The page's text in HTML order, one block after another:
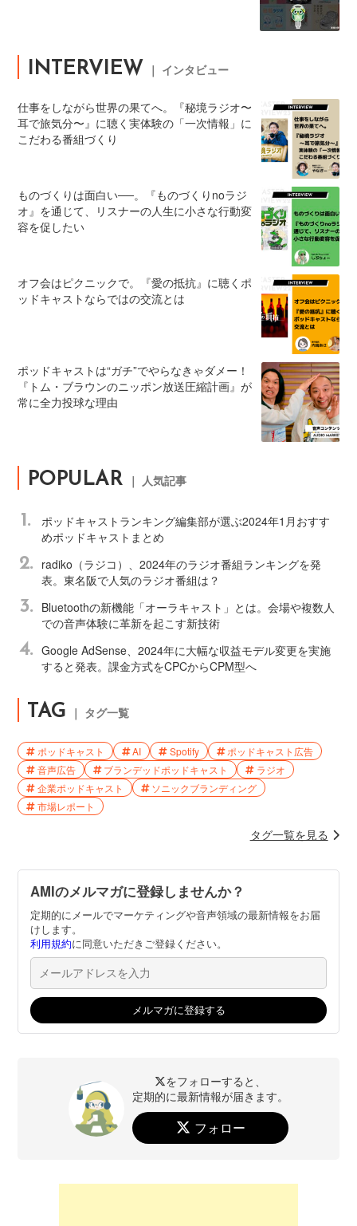
INTERVIEW ｜ インタビュー
仕事をしながら世界の果てへ。『秘境ラジオ〜
耳で旅気分〜』に聴く実体験の「一次情報」に
こだわる番組づくり
ものづくりは面白い──。『ものづくりnoラジ
オ』を通じて、リスナーの人生に小さな行動変
容を促したい
オフ会はピクニックで。『愛の抵抗』に聴くポ
ッドキャストならではの交流とは
ポッドキャストは“ガチ”でやらなきゃダメー！
『トム・ブラウンのニッポン放送圧縮計画』が
常に全力投球な理由
POPULAR ｜ 人気記事
1.
ポッドキャストランキング編集部が選ぶ2024年1月おすす
めポッドキャストまとめ
2.
radiko（ラジコ）、2024年のラジオ番組ランキングを発
表。東名阪で人気のラジオ番組は？
3.
Bluetoothの新機能「オーラキャスト」とは。会場や複数人
での音声体験に革新を起こす新技術
4. Google AdSense、2024年に大幅な収益モデル変更を実施
すると発表。課金方式をCPCからCPM型へ
TAG ｜ タグ一覧
ポッドキャスト AI Spotify
ポッドキャスト広告
音声広告
ブランデッドポッドキャスト
ラジオ
企業ポッドキャスト
ソニックブランディング
市場レポート
タグ一覧を見る
AMIのメルマガに登録しませんか？
定期的にメールでマーケティングや音声領域の最新情報をお届
けします。
利用規約に同意いただきご登録ください。
をフォローすると、
定期的に最新情報が届きます。
フォロー